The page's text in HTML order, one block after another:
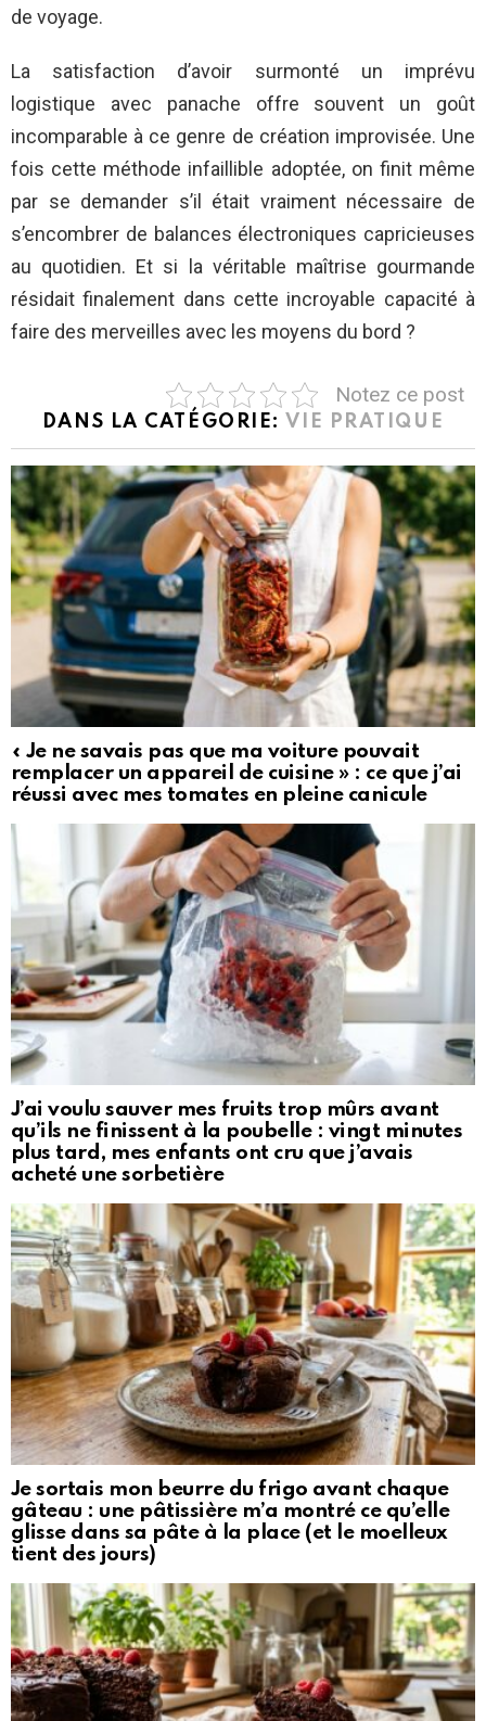
de voyage.
La satisfaction d’avoir surmonté un imprévu
logistique avec panache offre souvent un goût
incomparable à ce genre de création improvisée. Une
fois cette méthode infaillible adoptée, on finit même
par se demander s’il était vraiment nécessaire de
s’encombrer de balances électroniques capricieuses
au quotidien. Et si la véritable maîtrise gourmande
résidait finalement dans cette incroyable capacité à
faire des merveilles avec les moyens du bord ?
Notez ce post
DANS LA CATÉGORIE: VIE PRATIQUE
« Je ne savais pas que ma voiture pouvait
remplacer un appareil de cuisine » : ce que j’ai
réussi avec mes tomates en pleine canicule
J’ai voulu sauver mes fruits trop mûrs avant
qu’ils ne finissent à la poubelle : vingt minutes
plus tard, mes enfants ont cru que j’avais
acheté une sorbetière
Je sortais mon beurre du frigo avant chaque
gâteau : une pâtissière m’a montré ce qu’elle
glisse dans sa pâte à la place (et le moelleux
tient des jours)